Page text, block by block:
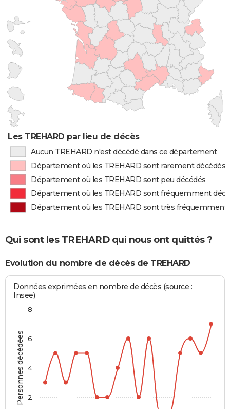
Les TREHARD par lieu de décès
Aucun TREHARD n'est décédé dans ce département
Département où les TREHARD sont rarement décédés
Département où les TREHARD sont peu décédés
Département où les TREHARD sont fréquemment
Département où les TREHARD sont très fréquemment
Qui sont les TREHARD qui nous ont quittés ?
Evolution du nombre de décès de TREHARD
Personnes décédées
Données exprimées en nombre de décès (source :
Insee)
2
4
6
8